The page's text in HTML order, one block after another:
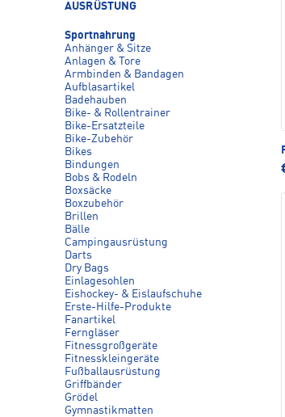
AUSRÜSTUNG
Sportnahrung
Anhänger & Sitze
Anlagen & Tore
Armbinden & Bandagen
Aufblasartikel
Badehauben
Bike- & Rollentrainer
Bike-Ersatzteile
Bike-Zubehör
Bikes
Bindungen
Bobs & Rodeln
Boxsäcke
Boxzubehör
Brillen
Bälle
Campingausrüstung
Darts
Dry Bags
Einlagesohlen
Eishockey- & Eislaufschuhe
Erste-Hilfe-Produkte
Fanartikel
Ferngläser
Fitnessgroßgeräte
Fitnesskleingeräte
Fußballausrüstung
Griffbänder
Grödel
Gymnastikmatten